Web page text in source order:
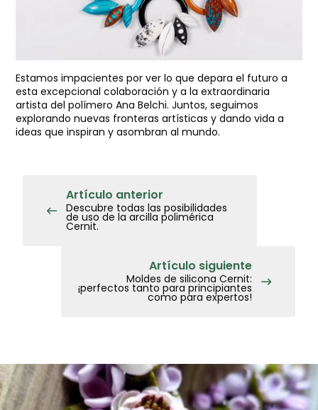
Estamos impacientes por ver lo que depara el futuro a
esta excepcional colaboración y a la extraordinaria
artista del polímero Ana Belchi. Juntos, seguimos
explorando nuevas fronteras artísticas y dando vida a
ideas que inspiran y asombran al mundo.
Artículo anterior
Descubre todas las posibilidades
de uso de la arcilla polimérica
Cernit.
Artículo siguiente
Moldes de silicona Cernit:
¡perfectos tanto para principiantes
como para expertos!